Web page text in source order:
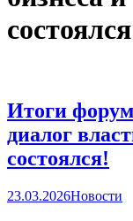
Итоги
диалог
состоялся!
23.03.2026Новости